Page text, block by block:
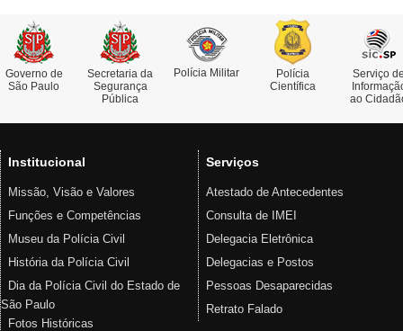
Governo de
São Paulo
Secretaria da
Segurança
Pública
Polícia Militar
Polícia
Científica
Serviço
ao
Institucional
Missão, Visão e Valores
Funções e Competências
Museu da Polícia Civil
História da Polícia Civil
Dia da Polícia Civil do Estado de
São Paulo
Fotos Históricas
Serviços
Atestado de Antecedentes
Consulta de IMEI
Delegacia Eletrônica
Delegacias e Postos
Pessoas Desaparecidas
Retrato Falado